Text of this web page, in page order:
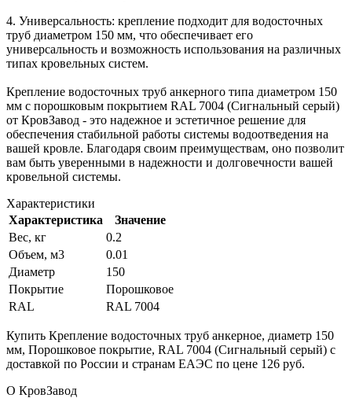
4. Универсальность: крепление подходит для водосточных
труб диаметром 150 мм, что обеспечивает его
универсальность и возможность использования на различных
типах кровельных систем.
Крепление водосточных труб анкерного типа диаметром 150
мм с порошковым покрытием RAL 7004 (Сигнальный серый)
от КровЗавод - это надежное и эстетичное решение для
обеспечения стабильной работы системы водоотведения на
вашей кровле. Благодаря своим преимуществам, оно позволит
вам быть уверенными в надежности и долговечности вашей
кровельной системы.
Характеристики
Характеристика
Значение
Вес, кг
0.2
Объем, м3
0.01
Диаметр
150
Покрытие
Порошковое
RAL
RAL 7004
Купить Крепление водосточных труб анкерное, диаметр 150
мм, Порошковое покрытие, RAL 7004 (Сигнальный серый) с
доставкой по России и странам ЕАЭС по цене 126 руб.
О КровЗавод